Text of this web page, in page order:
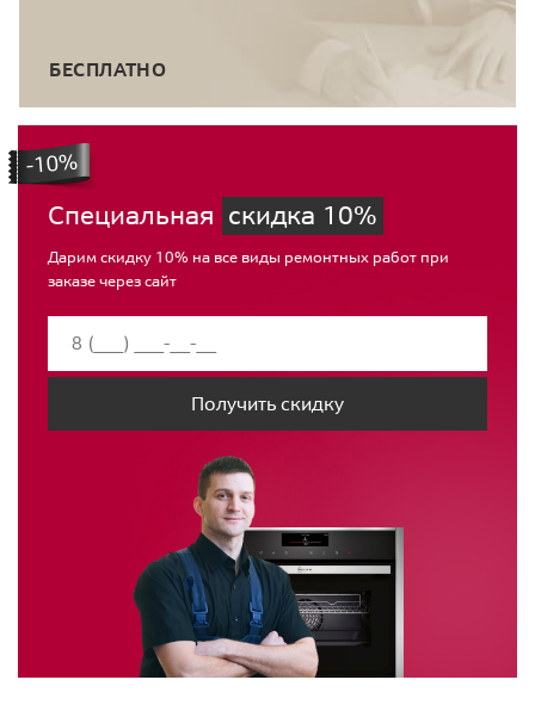
БЕСПЛАТНО
Специальная скидка 10%
Дарим скидку 10% на все виды ремонтных работ при
заказе через сайт
Получить скидку